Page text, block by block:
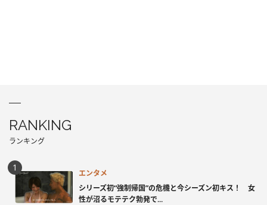
RANKING
ランキング
エンタメ
シリーズ初“強制帰国”の危機と今シーズン初キス！ 女
性が沼るモテテク勃発で...